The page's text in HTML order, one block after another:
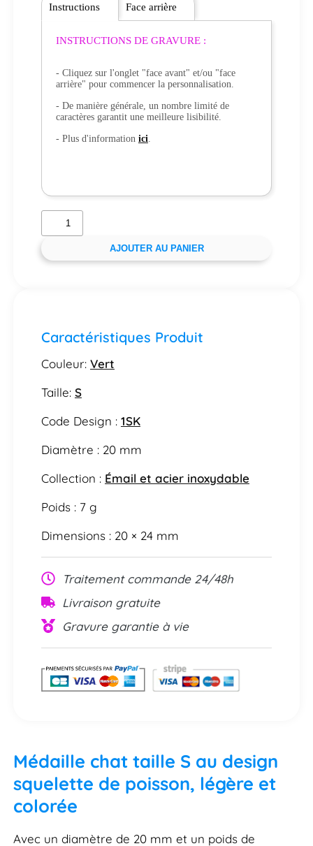
Instructions
INSTRUCTIONS DE GRAVURE :
- Cliquez sur l'onglet "face avant" et/ou "face
arrière" pour commencer la personnalisation.
- De manière générale, un nombre limité de
caractères garantit une meilleure lisibilité.
- Plus d'information ici.
Face arrière
AJOUTER AU PANIER
Caractéristiques Produit
Couleur: Vert
Taille: S
Code Design : 1SK
Diamètre : 20 mm
Collection : Émail et acier inoxydable
Poids : 7 g
Dimensions : 20 × 24 mm
Traitement commande 24/48h
Livraison gratuite
Gravure garantie à vie
Médaille chat taille S au design
squelette de poisson, légère et
colorée
Avec un diamètre de 20 mm et un poids de